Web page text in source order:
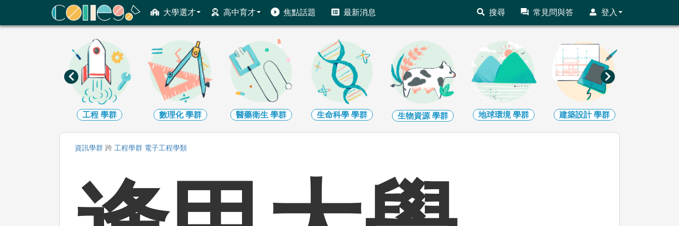
大學選才 高中育才 焦點話題 最新消息 搜尋 常見問與答 登入
ColleGo! 大學選才與高中育才輔助系統
數理化學群 醫藥衛生學群 生命科學 學群 生物資源 學群 地球環境 學群 建築設計學群 藝術學群
資訊學群 跨 工程學群 電子工程學類